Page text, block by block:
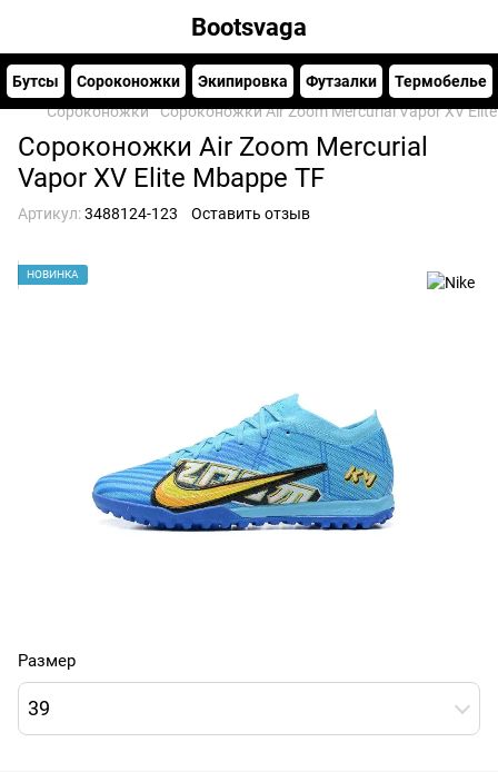
Bootsvaga
Бутсы Сороконожки Экипировка Футзалки
Термобелье
Сороконожки
Сороконожки Air Zoom Mercurial Vapor XV
Сороконожки Air Zoom Mercurial
Vapor XV Elite Mbappe TF
Артикул:3488124-123 Оставить отзыв
НОВИНКА
Размер
39